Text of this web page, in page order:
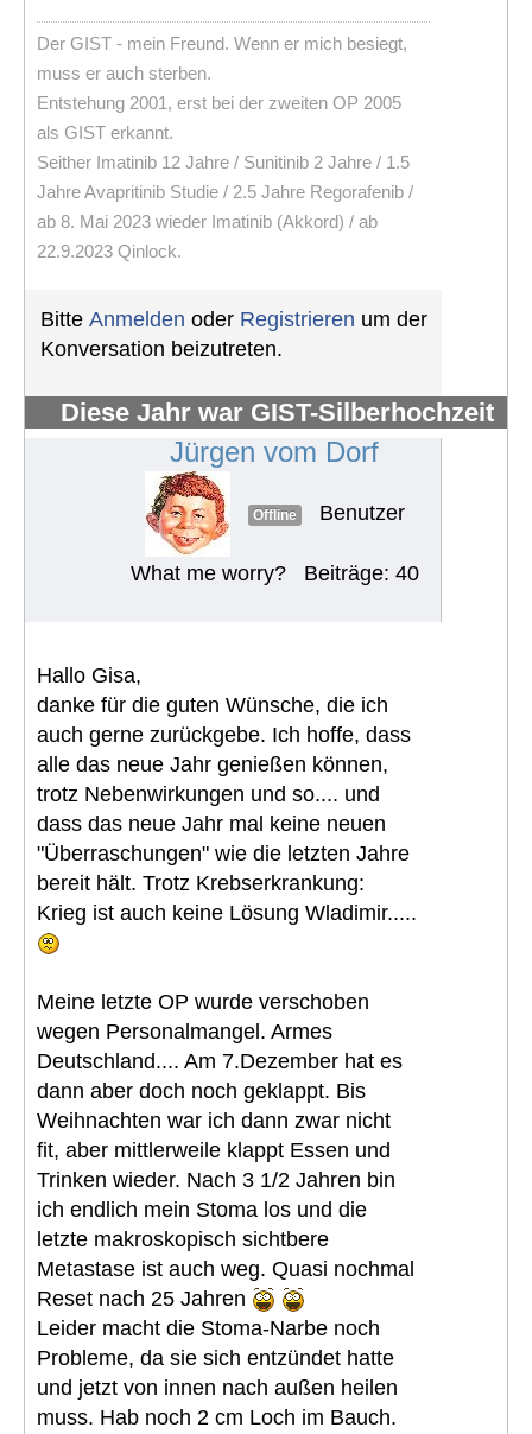
Der GIST - mein Freund. Wenn er mich besiegt,
muss er auch sterben.
Entstehung 2001, erst bei der zweiten OP 2005
als GIST erkannt.
Seither Imatinib 12 Jahre / Sunitinib 2 Jahre / 1.5
Jahre Avapritinib Studie / 2.5 Jahre Regorafenib /
ab 8. Mai 2023 wieder Imatinib (Akkord) / ab
22.9.2023 Qinlock.
Bitte Anmelden oder Registrieren um der
Konversation beizutreten.
Diese Jahr war GIST-Silberhochzeit
Jürgen vom Dorf
Offline Benutzer
What me worry? Beiträge: 40
Hallo Gisa,
danke für die guten Wünsche, die ich
auch gerne zurückgebe. Ich hoffe, dass
alle das neue Jahr genießen können,
trotz Nebenwirkungen und so.... und
dass das neue Jahr mal keine neuen
"Überraschungen" wie die letzten Jahre
bereit hält. Trotz Krebserkrankung:
Krieg ist auch keine Lösung Wladimir.....
Meine letzte OP wurde verschoben
wegen Personalmangel. Armes
Deutschland.... Am 7.Dezember hat es
dann aber doch noch geklappt. Bis
Weihnachten war ich dann zwar nicht
fit, aber mittlerweile klappt Essen und
Trinken wieder. Nach 3 1/2 Jahren bin
ich endlich mein Stoma los und die
letzte makroskopisch sichtbere
Metastase ist auch weg. Quasi nochmal
Reset nach 25 Jahren
Leider macht die Stoma-Narbe noch
Probleme, da sie sich entzündet hatte
und jetzt von innen nach außen heilen
muss. Hab noch 2 cm Loch im Bauch.